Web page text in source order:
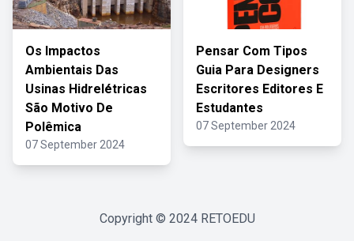
Os Impactos
Ambientais Das
Usinas Hidrelétricas
São Motivo De
Polêmica
07 September 2024
Pensar Com Tipos
Guia Para Designers
Escritores Editores E
Estudantes
07 September 2024
Copyright © 2024 RETOEDU